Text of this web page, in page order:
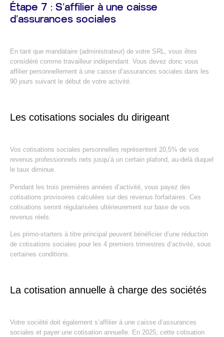
Étape 7 : S’affilier à une caisse
d’assurances sociales
En tant que mandataire (administrateur) de votre SRL, vous êtes
considéré comme travailleur indépendant. Vous devez donc vous
affilier personnellement à une caisse d’assurances sociales dans les
90 jours suivant le début de votre activité.
Les cotisations sociales du dirigeant
Vos cotisations sociales personnelles représentent 20,5% de vos
revenus professionnels nets jusqu’à un certain plafond, au-delà duquel
le taux diminue.
Pendant les trois premières années d’activité, vous payez des
cotisations provisoires calculées sur des revenus forfaitaires. Ces
cotisations seront régularisées ultérieurement sur base de vos
revenus réels.
Les primo-starters à titre principal peuvent bénéficier d’une réduction
de cotisations sociales pour les 4 premiers trimestres d’activité, sous
certaines conditions.
La cotisation annuelle à charge des sociétés
Votre société doit également s’affilier à une caisse d’assurances
sociales et payer une cotisation annuelle. En 2025, cette cotisation